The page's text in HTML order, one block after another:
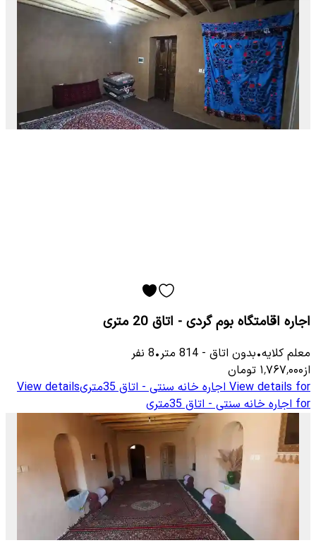
اجاره اقامتگاه بوم گردی - اتاق 20 متری
معلم كلایه•بدون اتاق -
814 متر•
8 نفر
از۱٬۷۶۷٬۰۰۰ تومان
View details for اجاره خانه سنتی - اتاق 35متری
View details
for اجاره خانه سنتی - اتاق 35متری